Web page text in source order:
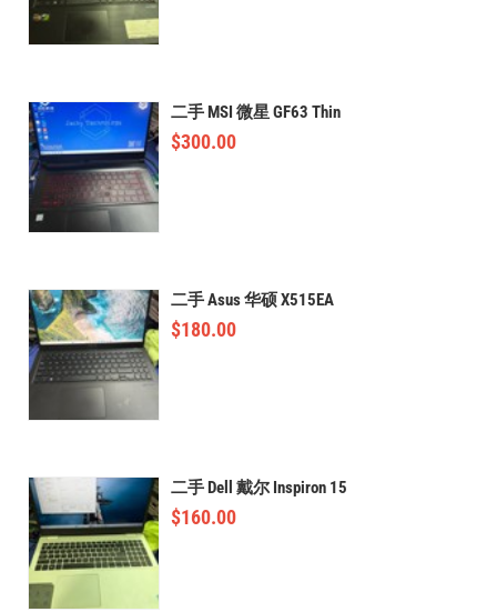
二手 MSI 微星 GF63 Thin
$300.00
二手 Asus 华硕 X515EA
$180.00
二手 Dell 戴尔 Inspiron 15
$160.00